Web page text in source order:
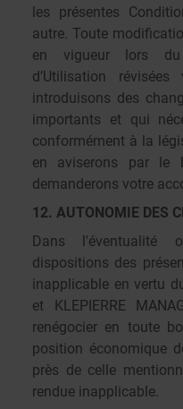
les présentes
autre. Toute
en vigueur lors du
d’Utilisation
introduisons des
importants et qui
conformément à la
en aviserons par le
demanderons votre
12. AUTONOMIE DES
Dans l'éventualité
dispositions des
inapplicable en vertu
et KLEPIERRE
renégocier en toute
position économique
près de celle
rendue inapplicable.